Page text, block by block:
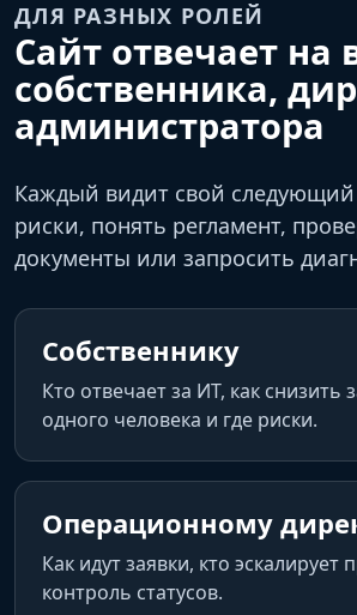
ДЛЯ РАЗНЫХ РОЛЕЙ
Сайт отвечает на
собственника,
администратора
Каждый видит свой
риски, понять регламент,
документы или запросить
Собственнику
Кто отвечает за ИТ, как снизить
одного человека и где риски.
Операционному
Как идут заявки, кто эскалирует
контроль статусов.